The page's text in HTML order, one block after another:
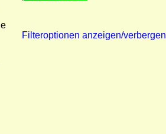
Filteroptionen anzeigen/verbergen